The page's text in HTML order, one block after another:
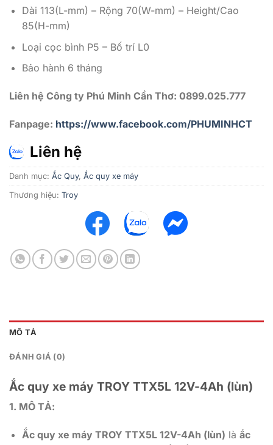
Dài 113(L-mm) – Rộng 70(W-mm) – Height/Cao
85(H-mm)
Loại cọc bình P5 – Bố trí L0
Bảo hành 6 tháng
Liên hệ Công ty Phú Minh Cần Thơ: 0899.025.777
Fanpage: https://www.facebook.com/PHUMINHCT
Liên hệ
Danh mục: Ắc Quy, Ắc quy xe máy
Thương hiệu: Troy
MÔ TẢ
ĐÁNH GIÁ (0)
Ắc quy xe máy TROY TTX5L 12V-4Ah (lùn)
1. MÔ TẢ:
Ắc quy xe máy TROY TTX5L 12V-4Ah (lùn) là ắc